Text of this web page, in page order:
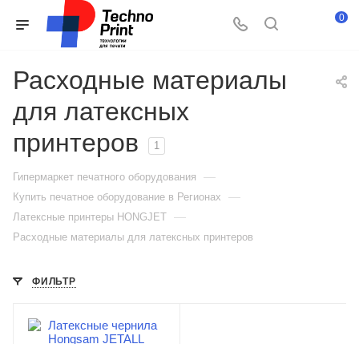
0
Расходные материалы
для латексных
принтеров
1
Гипермаркет печатного оборудования —
Купить печатное оборудование в Регионах —
Латексные принтеры HONGJET —
Расходные материалы для латексных принтеров
ФИЛЬТР